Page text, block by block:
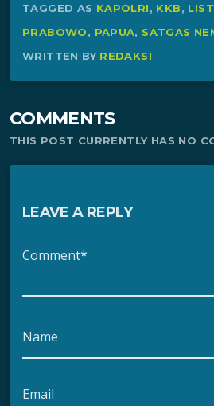
TAGGED AS KAPOLRI, KKB,
PRABOWO, PAPUA, SATGAS
WRITTEN BY REDAKSI
COMMENTS
THIS POST CURRENTLY HAS NO
LEAVE A REPLY
Comment*
Name
Email